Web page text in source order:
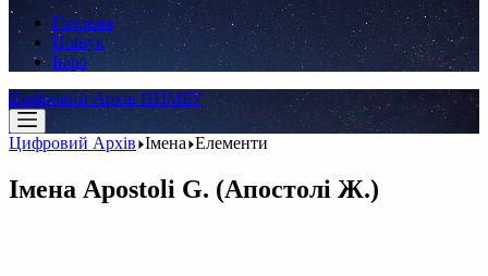
Головна
Пошук
Інфо
Цифровий Архів ННМБУ
Цифровий Архів Імена Елементи
Імена Apostoli G. (Апостолі Ж.)